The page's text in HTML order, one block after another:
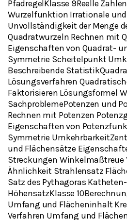
PfadregelKlasse 9Reelle
Wurzelfunktion Irrationale und
Unvollständigkeit der Menge
Quadratwurzeln Rechnen mit
Eigenschaften von Quadrat-
Symmetrie Scheitelpunkt
Beschreibende
Lösungsverfahren
Faktorisieren Lösungsformel
SachproblemePotenzen und
Rechnen mit Potenzen
Eigenschaften von
Symmetrie
und Flächensätze
Streckungen Winkelmaßtreue
Ähnlichkeit Strahlensatz
Satz des Pythagoras
HöhensatzKlasse
Umfang und Flächeninhalt
Verfahren Umfang und